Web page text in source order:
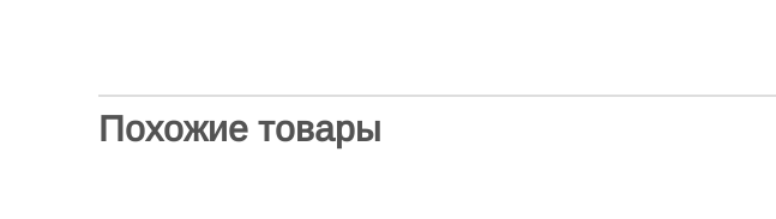
Похожие товары